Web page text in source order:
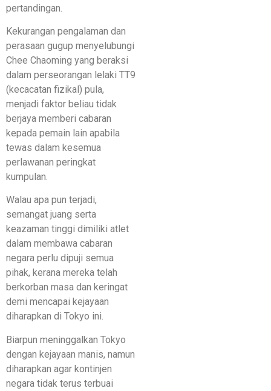
pertandingan.
Kekurangan pengalaman dan
perasaan gugup menyelubungi
Chee Chaoming yang beraksi
dalam perseorangan lelaki TT9
(kecacatan fizikal) pula,
menjadi faktor beliau tidak
berjaya memberi cabaran
kepada pemain lain apabila
tewas dalam kesemua
perlawanan peringkat
kumpulan.
Walau apa pun terjadi,
semangat juang serta
keazaman tinggi dimiliki atlet
dalam membawa cabaran
negara perlu dipuji semua
pihak, kerana mereka telah
berkorban masa dan keringat
demi mencapai kejayaan
diharapkan di Tokyo ini.
Biarpun meninggalkan Tokyo
dengan kejayaan manis, namun
diharapkan agar kontinjen
negara tidak terus terbuai